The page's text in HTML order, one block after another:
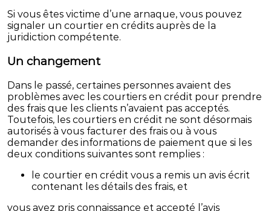
Si vous êtes victime d’une arnaque, vous pouvez
signaler un courtier en crédits auprès de la
juridiction compétente.
Un changement
Dans le passé, certaines personnes avaient des
problèmes avec les courtiers en crédit pour prendre
des frais que les clients n’avaient pas acceptés.
Toutefois, les courtiers en crédit ne sont désormais
autorisés à vous facturer des frais ou à vous
demander des informations de paiement que si les
deux conditions suivantes sont remplies :
le courtier en crédit vous a remis un avis écrit
contenant les détails des frais, et
vous avez pris connaissance et accepté l’avis